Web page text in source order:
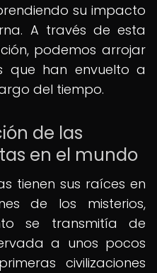
su impacto
A través de esta
podemos arrojar
que han envuelto a
del tiempo.
de las
en el mundo
tienen sus raíces en
de los misterios,
se transmitía de
a unos pocos
civilizaciones